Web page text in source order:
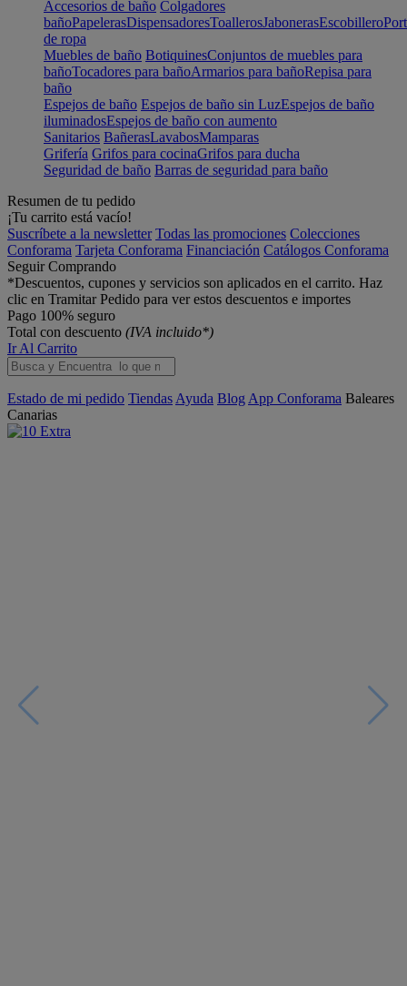
Accesorios de baño Colgadores
bañoPapelerasDispensadoresToallerosJabonerasEscobillero
de ropa
Muebles de baño BotiquinesConjuntos de muebles para
bañoTocadores para bañoArmarios para bañoRepisa para
baño
Espejos de baño Espejos de baño sin LuzEspejos de baño
iluminadosEspejos de baño con aumento
Sanitarios BañerasLavabosMamparas
Grifería Grifos para cocinaGrifos para ducha
Seguridad de baño Barras de seguridad para baño
Resumen de tu pedido
¡Tu carrito está vacío!
Suscríbete a la newsletter Todas las promociones Colecciones
Conforama Tarjeta Conforama Financiación Catálogos Conforama
Seguir Comprando
*Descuentos, cupones y servicios son aplicados en el carrito. Haz
clic en Tramitar Pedido para ver estos descuentos e importes
Pago 100% seguro
Total con descuento (IVA incluido*)
Ir Al Carrito
Estado de mi pedido Tiendas Ayuda Blog App Conforama Baleares
Canarias